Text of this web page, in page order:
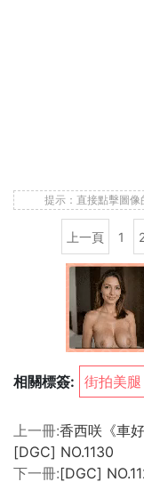
提示：直接點擊圖像
上一頁 1
相關標簽: 街拍美腿
上一冊:香西咲《車
[DGC] NO.1130
下一冊:[DGC]